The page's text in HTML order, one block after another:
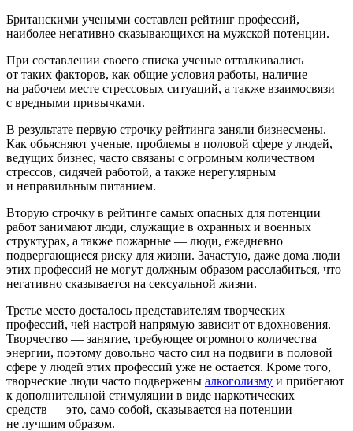
Британскими учеными составлен рейтинг профессий,
наиболее негативно сказывающихся на мужской потенции.
При составлении своего списка ученые отталкивались
от таких факторов, как общие условия работы, наличие
на рабочем месте стрессовых ситуаций, а также взаимосвязи
с вредными привычками.
В результате первую строчку рейтинга заняли бизнесмены.
Как объясняют ученые, проблемы в половой сфере у людей,
ведущих бизнес, часто связаны с огромным количеством
стрессов, сидячей работой, а также нерегулярным
и неправильным питанием.
Вторую строчку в рейтинге самых опасных для потенции
работ занимают люди, служащие в охранных и военных
структурах, а также пожарные — люди, ежедневно
подвергающиеся риску для жизни. Зачастую, даже дома люди
этих профессий не могут должным образом расслабиться, что
негативно сказывается на сексуальной жизни.
Третье место досталось представителям творческих
профессий, чей настрой напрямую зависит от вдохновения.
Творчество — занятие, требующее огромного количества
энергии, поэтому довольно часто сил на подвиги в половой
сфере у людей этих профессий уже не остается. Кроме того,
творческие люди часто подвержены алкоголизму и прибегают
к дополнительной стимуляции в виде наркотических
средств — это, само собой, сказывается на потенции
не лучшим образом.